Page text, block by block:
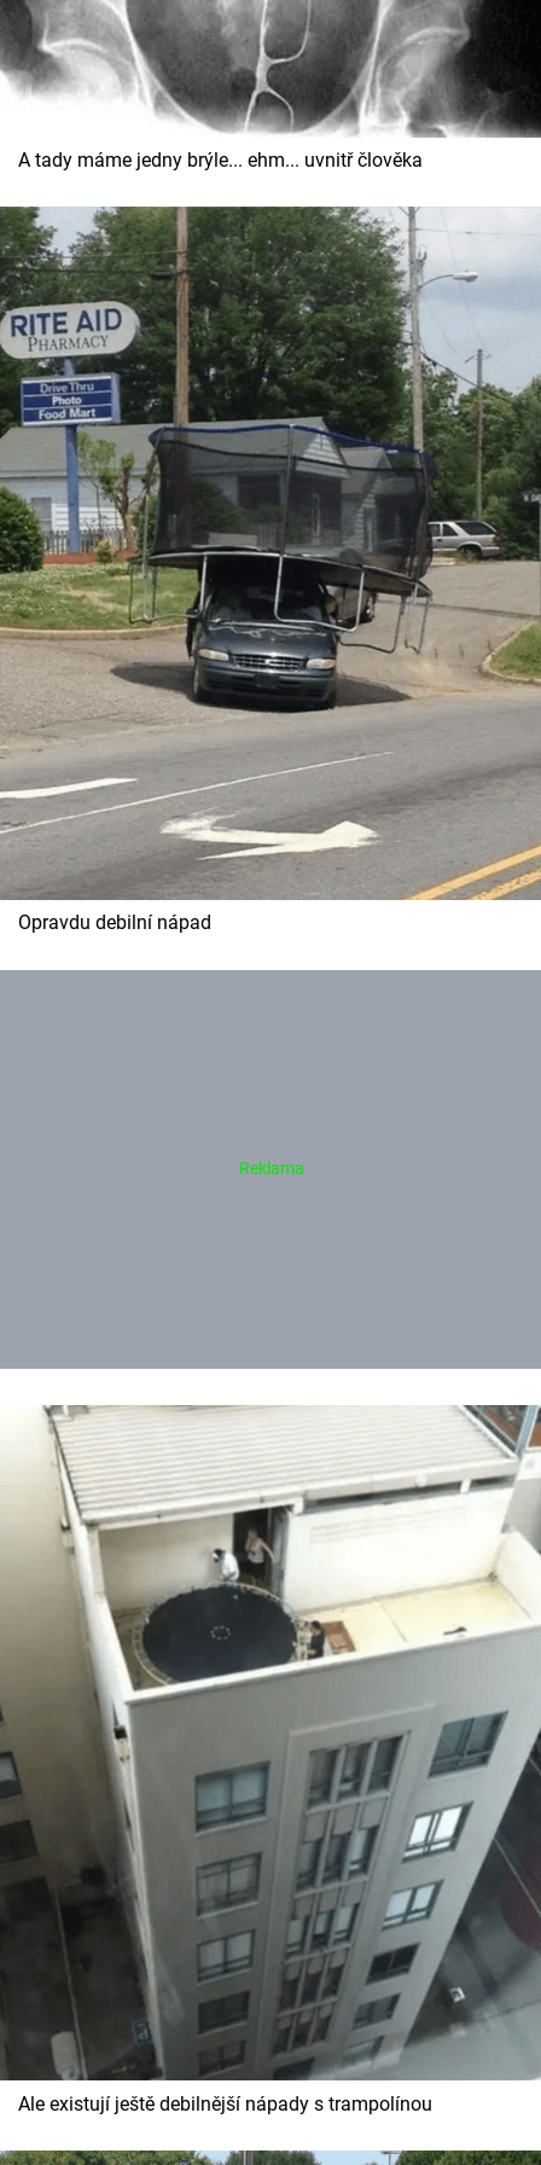
A tady máme jedny brýle... ehm... uvnitř člověka
Opravdu debilní nápad
Ale existují ještě debilnější nápady s trampolínou